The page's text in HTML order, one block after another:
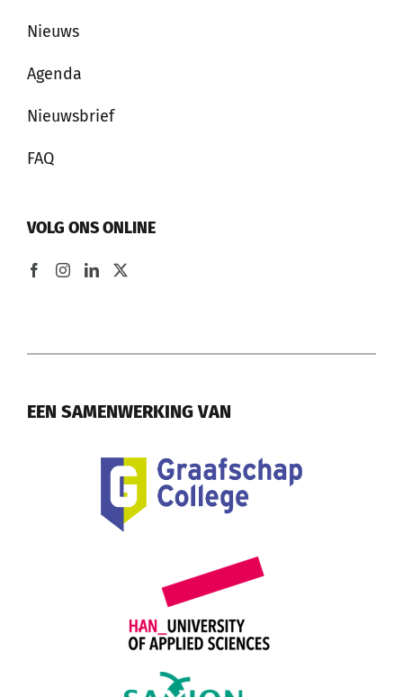
Nieuws
Agenda
Nieuwsbrief
FAQ
VOLG ONS ONLINE
EEN SAMENWERKING VAN